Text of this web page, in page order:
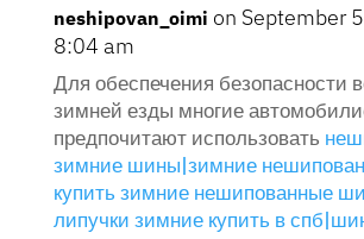
neshipovan_oimi on September
8:04 am
Для обеспечения безопасности
зимней езды многие
предпочитают использовать
зимние шины|зимние
купить зимние нешипованные
липучки зимние купить в